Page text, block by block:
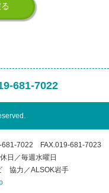
681-7022
7022 FAX.019-681-7023
日／毎週水曜日
協力／ALSOK岩手